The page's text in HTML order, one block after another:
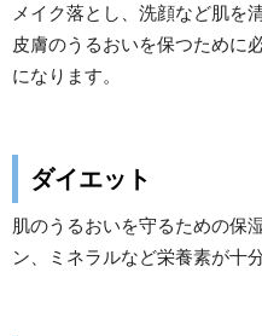
メイク落とし、洗顔など肌を
皮膚のうるおいを保つために
になります。
ダイエット
肌のうるおいを守るための保
ン、ミネラルなど栄養素が十